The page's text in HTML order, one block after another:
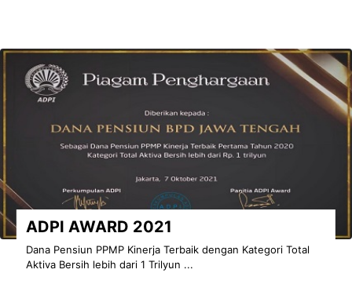
ADPI AWARD 2021
Dana Pensiun PPMP Kinerja Terbaik dengan Kategori Total
Aktiva Bersih lebih dari 1 Trilyun ...